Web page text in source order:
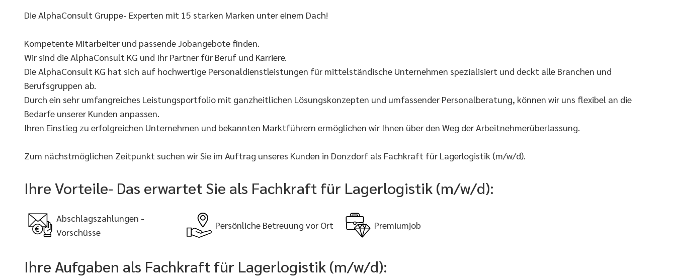
Die AlphaConsult Gruppe- Experten mit 15 starken Marken unter einem Dach!
Kompetente Mitarbeiter und passende Jobangebote finden.
Wir sind die AlphaConsult KG und Ihr Partner für Beruf und Karriere.
Die AlphaConsult KG hat sich auf hochwertige Personaldienstleistungen für mittelständische Unternehmen spezialisiert und deckt alle Branchen und
Berufsgruppen ab.
Durch ein sehr umfangreiches Leistungsportfolio mit ganzheitlichen Lösungskonzepten und umfassender Personalberatung, können wir uns flexibel an die
Bedarfe unserer Kunden anpassen.
Ihren Einstieg zu erfolgreichen Unternehmen und bekannten Marktführern ermöglichen wir Ihnen über den Weg der Arbeitnehmerüberlassung.
Zum nächstmöglichen Zeitpunkt suchen wir Sie im Auftrag unseres Kunden in Donzdorf als Fachkraft für Lagerlogistik (m/w/d).
Ihre Vorteile- Das erwartet Sie als Fachkraft für Lagerlogistik (m/w/d):
Abschlagszahlungen -
Vorschüsse
Persönliche Betreuung vor Ort Premiumjob
Ihre Aufgaben als Fachkraft für Lagerlogistik (m/w/d):